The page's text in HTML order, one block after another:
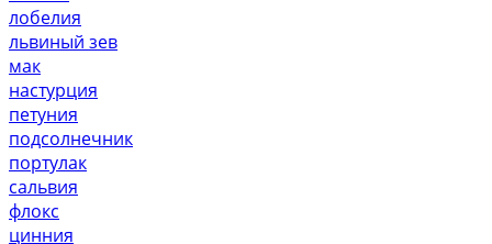
лобелия
львиный зев
мак
настурция
петуния
подсолнечник
портулак
сальвия
флокс
цинния